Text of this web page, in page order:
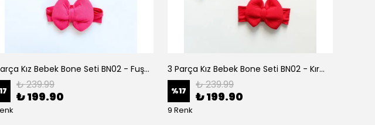
3 Parça Kız Bebek Bone Seti BN02 - Fuşya
17 ₺ 239.99
₺ 199.90
3 Parça Kız Bebek Bone Seti BN02 - Kırmızı
%17 ₺ 239.99
₺ 199.90
9 Renk